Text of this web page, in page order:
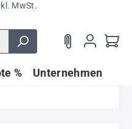
MwSt.
% Unternehmen